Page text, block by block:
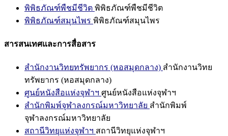
พิพิธภัณฑ์พืชมีชีวิต พิพิธภัณฑ์พืชมีชีวิต
พิพิธภัณฑ์สมุนไพร พิพิธภัณฑ์สมุนไพร
สารสนเทศและการสื่อสาร
สำนักงานวิทยทรัพยากร (หอสมุดกลาง) สำนักงานวิทย
ทรัพยากร (หอสมุดกลาง)
ศูนย์หนังสือแห่งจุฬาฯ ศูนย์หนังสือแห่งจุฬาฯ
สำนักพิมพ์จุฬาลงกรณ์มหาวิทยาลัย สำนักพิมพ์
จุฬาลงกรณ์มหาวิทยาลัย
สถานีวิทยุแห่งจุฬาฯ สถานีวิทยุแห่งจุฬาฯ